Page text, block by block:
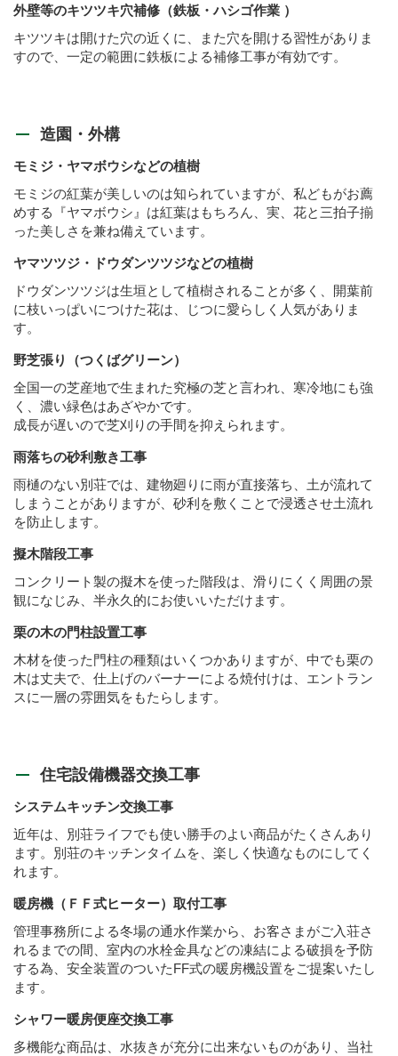
外壁等のキツツキ穴補修（鉄板・ハシゴ作業 ）
キツツキは開けた穴の近くに、また穴を開ける習性がありま
すので、一定の範囲に鉄板による補修工事が有効です。
造園・外構
モミジ・ヤマボウシなどの植樹
モミジの紅葉が美しいのは知られていますが、私どもがお薦
めする『ヤマボウシ』は紅葉はもちろん、実、花と三拍子揃
った美しさを兼ね備えています。
ヤマツツジ・ドウダンツツジなどの植樹
ドウダンツツジは生垣として植樹されることが多く、開葉前
に枝いっぱいにつけた花は、じつに愛らしく人気がありま
す。
野芝張り（つくばグリーン）
全国一の芝産地で生まれた究極の芝と言われ、寒冷地にも強
く、濃い緑色はあざやかです。
成長が遅いので芝刈りの手間を抑えられます。
雨落ちの砂利敷き工事
雨樋のない別荘では、建物廻りに雨が直接落ち、土が流れて
しまうことがありますが、砂利を敷くことで浸透させ土流れ
を防止します。
擬木階段工事
コンクリート製の擬木を使った階段は、滑りにくく周囲の景
観になじみ、半永久的にお使いいただけます。
栗の木の門柱設置工事
木材を使った門柱の種類はいくつかありますが、中でも栗の
木は丈夫で、仕上げのバーナーによる焼付けは、エントラン
スに一層の雰囲気をもたらします。
住宅設備機器交換工事
システムキッチン交換工事
近年は、別荘ライフでも使い勝手のよい商品がたくさんあり
ます。別荘のキッチンタイムを、楽しく快適なものにしてく
れます。
暖房機（ＦＦ式ヒーター）取付工事
管理事務所による冬場の通水作業から、お客さまがご入荘さ
れるまでの間、室内の水栓金具などの凍結による破損を予防
する為、安全装置のついたFF式の暖房機設置をご提案いたし
ます。
シャワー暖房便座交換工事
多機能な商品は、水抜きが充分に出来ないものがあり、当社